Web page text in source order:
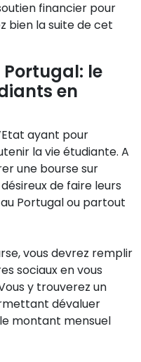
financier pour
bien la suite de cet
le
en
ayant pour
la vie étudiante. A
une bourse sur
de faire leurs
Portugal ou partout
vous devrez remplir
sociaux en vous
y trouverez un
dévaluer
montant mensuel